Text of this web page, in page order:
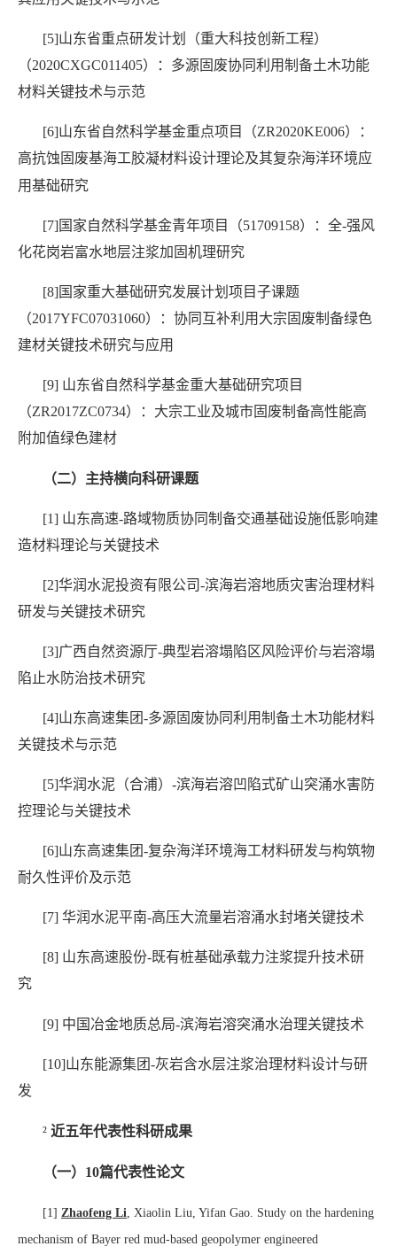
[5]山东省重点研发计划（重大科技创新工程）
（2020CXGC011405）：多源固废协同利用制备土木功能
材料关键技术与示范
[6]山东省自然科学基金重点项目（ZR2020KE006）：
高抗蚀固废基海工胶凝材料设计理论及其复杂海洋环境应
用基础研究
[7]国家自然科学基金青年项目（51709158）：全-强风
化花岗岩富水地层注浆加固机理研究
[8]国家重大基础研究发展计划项目子课题
（2017YFC07031060）：协同互补利用大宗固废制备绿色
建材关键技术研究与应用
[9] 山东省自然科学基金重大基础研究项目
（ZR2017ZC0734）：大宗工业及城市固废制备高性能高
附加值绿色建材
（二）主持横向科研课题
[1] 山东高速-路域物质协同制备交通基础设施低影响建
造材料理论与关键技术
[2]华润水泥投资有限公司-滨海岩溶地质灾害治理材料
研发与关键技术研究
[3]广西自然资源厅-典型岩溶塌陷区风险评价与岩溶塌
陷止水防治技术研究
[4]山东高速集团-多源固废协同利用制备土木功能材料
关键技术与示范
[5]华润水泥（合浦） -滨海岩溶凹陷式矿山突涌水害防
控理论与关键技术
[6]山东高速集团-复杂海洋环境海工材料研发与构筑物
耐久性评价及示范
[7] 华润水泥平南-高压大流量岩溶涌水封堵关键技术
[8] 山东高速股份-既有桩基础承载力注浆提升技术研
究
[9] 中国冶金地质总局-滨海岩溶突涌水治理关键技术
[10]山东能源集团-灰岩含水层注浆治理材料设计与研
发
² 近五年代表性科研成果
（一） 10篇代表性论文
[1] Zhaofeng Li, Xiaolin Liu, Yifan Gao. Study on the hardening
mechanism of Bayer red mud-based geopolymer engineered